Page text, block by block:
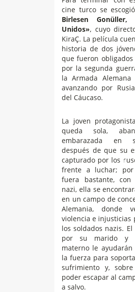
cine turco se
Birlesen Gonüller,
Unidos», cuyo
KiraÇ. La película
historia de dos
que fueron obligados
por la segunda
la Armada Alemana
avanzando por
del Cáucaso.
La joven
queda sola,
embarazada en
después de que su
capturado por los
frente a luchar;
fuera bastante, con
nazi, ella se
en un campo de
Alemania, donde
violencia e injusticias
los soldados nazis.
por su marido y
materno le
la fuerza para
sufrimiento y,
poder escapar al
a salvo.